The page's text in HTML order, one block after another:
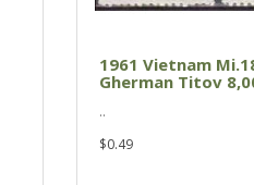
1961 Vietnam
Gherman Titov
..
$0.49